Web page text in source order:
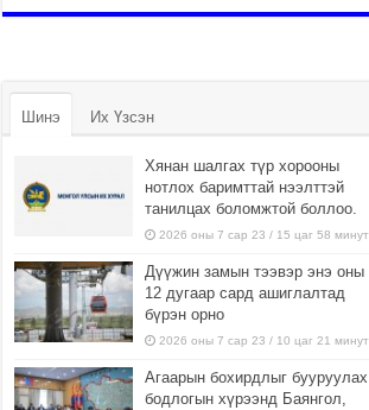
Шинэ Их Үзсэн
Хянан шалгах түр хорооны
нотлох баримттай нээлттэй
танилцах боломжтой боллоо.
2026 оны 7 сар 23 / 15 цаг 58 минут
Дүүжин замын тээвэр энэ оны
12 дугаар сард ашиглалтад
бүрэн орно
2026 оны 7 сар 23 / 10 цаг 21 минут
Агаарын бохирдлыг бууруулах
бодлогын хүрээнд Баянгол,